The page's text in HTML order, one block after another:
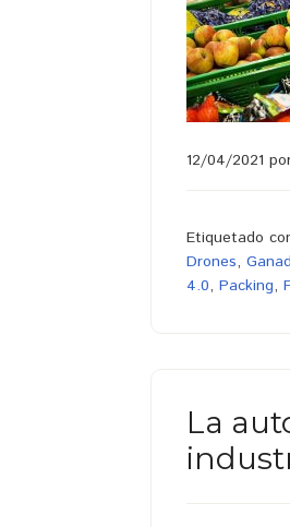
12/04/2021
Etiquetado
Drones,
4.0, Packing,
La